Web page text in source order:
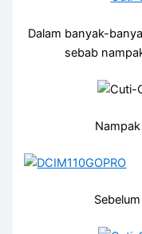
Dalam banyak-
sebab